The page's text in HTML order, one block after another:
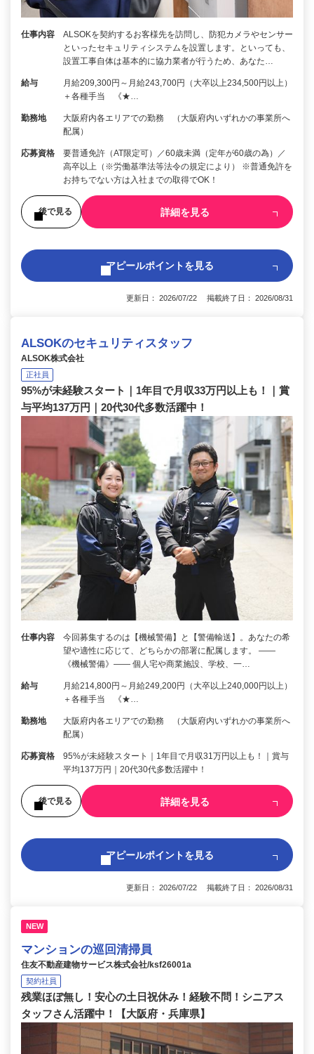
仕事内容
ALSOKを契約するお客様先を訪問し、防犯カメラやセンサー
といったセキュリティシステムを設置します。といっても、
設置工事自体は基本的に協力業者が行うため、あなた…
給与
月給209,300円～月給243,700円（大卒以上234,500円以上）
＋各種手当 《★…
勤務地
大阪府内各エリアでの勤務 （大阪府内いずれかの事業所へ
配属）
応募資格
要普通免許（AT限定可）／60歳未満（定年が60歳の為）／
高卒以上（※労働基準法等法令の規定により） ※普通免許を
お持ちでない方は入社までの取得でOK！
後で見る 詳細を見る
アピールポイントを見る
更新日： 2026/07/22 掲載終了日： 2026/08/31
ALSOKのセキュリティスタッフ
ALSOK株式会社
正社員
95%が未経験スタート｜1年目で月収33万円以上も！｜賞
与平均137万円｜20代30代多数活躍中！
仕事内容
今回募集するのは【機械警備】と【警備輸送】。あなたの希
望や適性に応じて、どちらかの部署に配属します。 ――
《機械警備》―― 個人宅や商業施設、学校、一…
給与
月給214,800円～月給249,200円（大卒以上240,000円以上）
＋各種手当 《★…
勤務地
大阪府内各エリアでの勤務 （大阪府内いずれかの事業所へ
配属）
応募資格
95%が未経験スタート｜1年目で月収31万円以上も！｜賞与
平均137万円｜20代30代多数活躍中！
後で見る 詳細を見る
アピールポイントを見る
更新日： 2026/07/22 掲載終了日： 2026/08/31
NEW
マンションの巡回清掃員
住友不動産建物サービス株式会社/ksf26001a
契約社員
残業ほぼ無し！安心の土日祝休み！経験不問！シニアス
タッフさん活躍中！【大阪府・兵庫県】